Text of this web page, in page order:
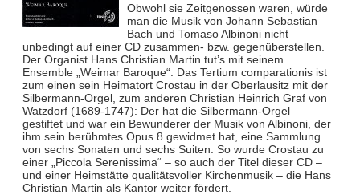
Obwohl sie Zeitgenossen waren, würde
man die Musik von Johann Sebastian
Bach und Tomaso Albinoni nicht
unbedingt auf einer CD zusammen- bzw. gegenüberstellen.
Der Organist Hans Christian Martin tut’s mit seinem
Ensemble „Weimar Baroque“. Das Tertium comparationis ist
zum einen sein Heimatort Crostau in der Oberlausitz mit der
Silbermann-Orgel, zum anderen Christian Heinrich Graf von
Watzdorf (1689-1747): Der hat die Silbermann-Orgel
gestiftet und war ein Bewunderer der Musik von Albinoni, der
ihm sein berühmtes Opus 8 gewidmet hat, eine Sammlung
von sechs Sonaten und sechs Suiten. So wurde Crostau zu
einer „Piccola Serenissima“ – so auch der Titel dieser CD –
und einer Heimstätte qualitätsvoller Kirchenmusik – die Hans
Christian Martin als Kantor weiter fördert.